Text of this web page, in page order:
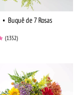
• Buquê de 7 Rosas
(1352)